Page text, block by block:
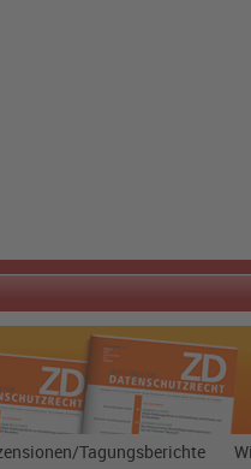
Tagungsberichte